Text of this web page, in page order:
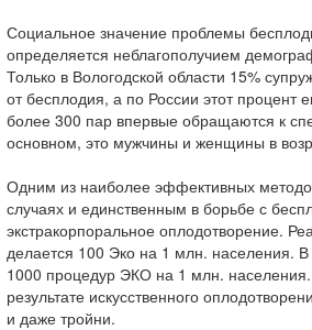
Социальное значение проблемы
определяется неблагополучием
Только в Вологодской области 15%
от бесплодия, а по России этот
более 300 пар впервые обращаются к
основном, это мужчины и женщины в
Одним из наиболее эффективных
случаях и единственным в борьбе с
экстракорпоральное оплодотворение.
делается 100 Эко на 1 млн. населения.
1000 процедур ЭКО на 1 млн.
результате искусственного
и даже тройни.